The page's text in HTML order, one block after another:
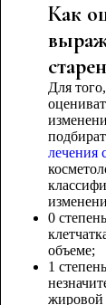
Как
Для
лечения
0
объеме;
1
жировой